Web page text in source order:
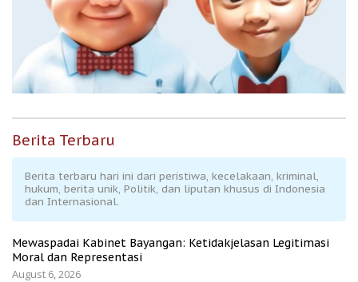
Berita Terbaru
Berita terbaru hari ini dari peristiwa, kecelakaan, kriminal,
hukum, berita unik, Politik, dan liputan khusus di Indonesia
dan Internasional.
Mewaspadai Kabinet Bayangan: Ketidakjelasan Legitimasi
Moral dan Representasi
August 6, 2026